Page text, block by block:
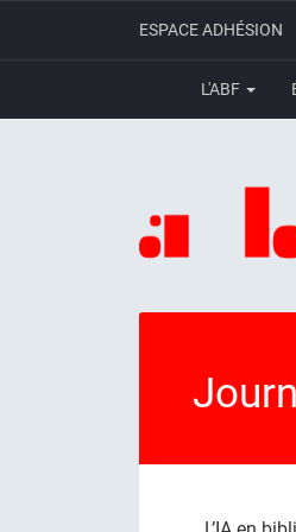
ESPACE ADHÉSION
L'ABF